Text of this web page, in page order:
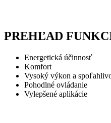
PREHĽAD
Energetická účinnosť
Komfort
Vysoký výkon a
Pohodlné ovládanie
Vylepšené aplikácie